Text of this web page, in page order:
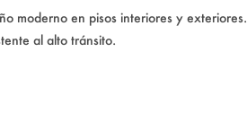
moderno en pisos interiores y exteriores.
al alto tránsito.